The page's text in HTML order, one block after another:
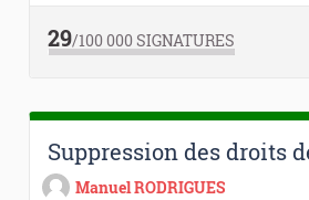
29/100 000SIGNATURES
Suppression des droits
Manuel RODRIGUES